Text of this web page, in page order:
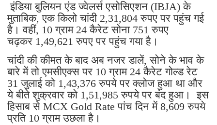
इंडिया बुलियन एंड ज्वेलर्स एसोसिएशन (IBJA) के
मुताबिक, एक किलो चांदी 2,31,804 रुपए पर पहुंच गई
है। वहीं, 10 ग्राम 24 कैरेट सोना 751 रुपए
चढ़कर 1,49,621 रुपए पर पहुंच गया है।
चांदी की कीमत के बाद अब नजर डालें, सोने के भाव के
बारे में तो एमसीएक्स पर 10 ग्राम 24 कैरेट गोल्ड रेट
31 जुलाई को 1,43,376 रुपये पर क्लोज हुआ था और
ये बीते शुक्रवार को 1,51,985 रुपये पर बंद हुआ। इस
हिसाब से MCX Gold Rate पांच दिन में 8,609 रुपये
प्रति 10 ग्राम उछला है।